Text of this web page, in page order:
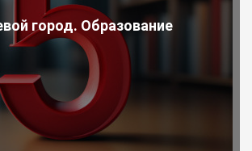
город. Образование